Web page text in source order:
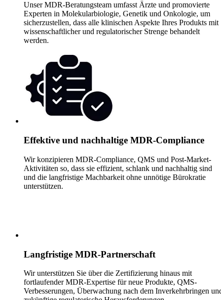
Unser MDR-Beratungsteam umfasst Ärzte und promovierte
Experten in Molekularbiologie, Genetik und Onkologie, um
sicherzustellen, dass alle klinischen Aspekte Ihres Produkts mit
wissenschaftlicher und regulatorischer Strenge behandelt
werden.
Effektive und nachhaltige MDR-Compliance
Wir konzipieren MDR-Compliance, QMS und Post-Market-
Aktivitäten so, dass sie effizient, schlank und nachhaltig sind
und die langfristige Machbarkeit ohne unnötige Bürokratie
unterstützen.
Langfristige MDR-Partnerschaft
Wir unterstützen Sie über die Zertifizierung hinaus mit
fortlaufender MDR-Expertise für neue Produkte, QMS-
Verbesserungen, Überwachung nach dem Inverkehrbringen